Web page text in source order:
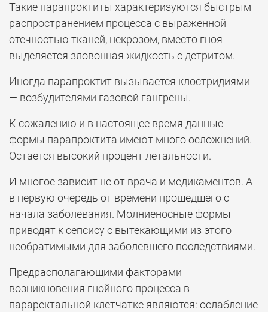
Такие парапроктиты характеризуются быстрым
распространением процесса с выраженной
отечностью тканей, некрозом, вместо гноя
выделяется зловонная жидкость с детритом.
Иногда парапроктит вызывается клостридиями
— возбудителями газовой гангрены.
К сожалению и в настоящее время данные
формы парапроктита имеют много осложнений.
Остается высокий процент летальности.
И многое зависит не от врача и медикаментов. А
в первую очередь от времени прошедшего с
начала заболевания. Молниеносные формы
приводят к сепсису с вытекающими из этого
необратимыми для заболевшего последствиями.
Предрасполагающими факторами
возникновения гнойного процесса в
параректальной клетчатке являются: ослабление